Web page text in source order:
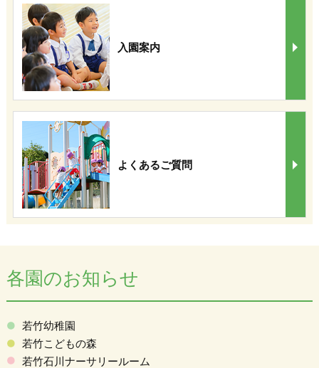
入園案内
よくあるご質問
各園のお知らせ
若竹幼稚園
若竹こどもの森
若竹石川ナーサリールーム